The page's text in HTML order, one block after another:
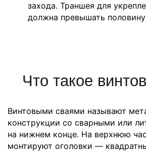
захода. Траншея для
должна превышать
Что такое
Винтовыми сваями называют
конструкции со сварными или
на нижнем конце. На верхнюю
монтируют оголовки —